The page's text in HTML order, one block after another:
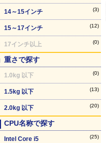
14～15インチ (3)
15～17インチ (12)
17インチ以上 (0)
重さで探す
1.0kg 以下 (0)
1.5kg 以下 (13)
2.0kg 以下 (20)
CPU名称で探す
Intel Core i5 (25)